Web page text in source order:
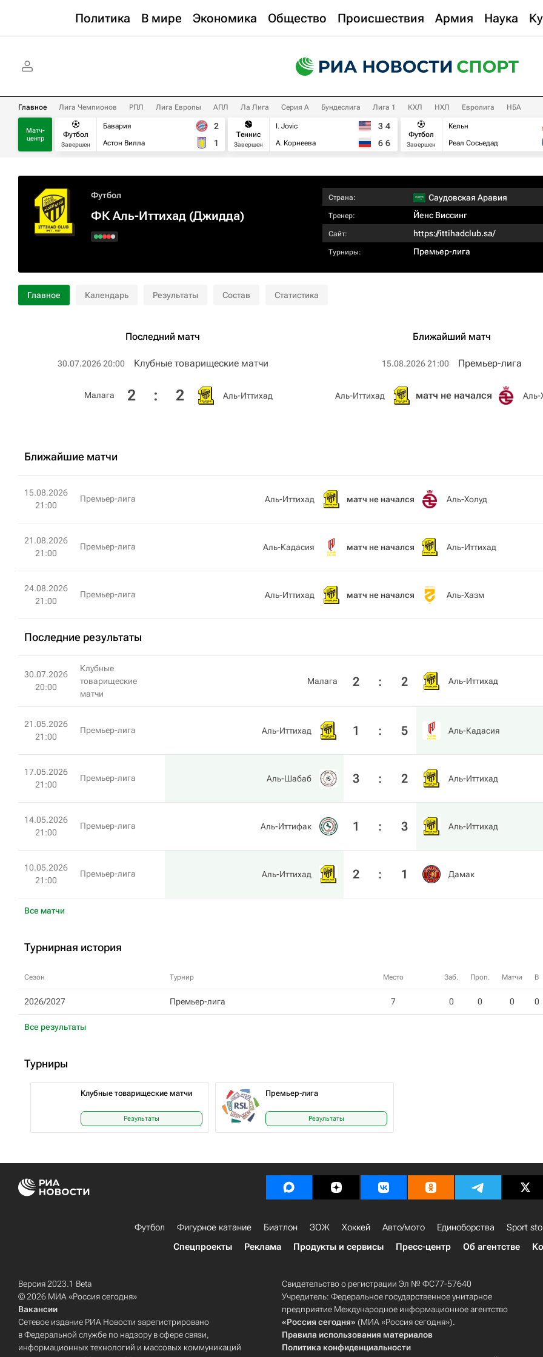
Политика В мире Экономика Общество Происшествия Армия Наука
Главное Лига Чемпионов РПЛ Лига Европы АПЛ Ла Лига Серия А Бундеслига Лига 1 КХЛ НХЛ Евролига НБА
Матч-
центр
Футбол
Завершен
Бавария
Астон Вилла
2
1
Теннис
Завершен
I. Jovic
А. Корнеева
3 4
6 6
Футбол
Завершен
Кельн
Реал Сосьедад
Футбол
ФК Аль-Иттихад (Джидда)
Страна: Саудовская Аравия
Тренер: Йенс Виссинг
Сайт: https://ittihadclub.sa/
Турниры: Премьер-лига
Главное Календарь Результаты Состав Статистика
Последний матч
30.07.2026 20:00 Клубные товарищеские матчи
Малага 2 : 2 Аль-Иттихад
Ближайший матч
15.08.2026 21:00 Премьер-лига
Аль-Иттихад матч не начался Аль-
Ближайшие матчи
15.08.2026
21:00
Премьер-лига Аль-Иттихад матч не начался Аль-Холуд
21.08.2026
21:00
Премьер-лига Аль-Кадасия матч не начался Аль-Иттихад
24.08.2026
21:00
Премьер-лига Аль-Иттихад матч не начался Аль-Хазм
Последние результаты
Все матчи
30.07.2026
20:00
Клубные
товарищеские
матчи
Малага 2 : 2 Аль-Иттихад
21.05.2026
21:00
Премьер-лига Аль-Иттихад 1 : 5 Аль-Кадасия
17.05.2026
21:00
Премьер-лига Аль-Шабаб 3 : 2 Аль-Иттихад
14.05.2026
21:00
Премьер-лига Аль-Иттифак 1 : 3 Аль-Иттихад
10.05.2026
21:00
Премьер-лига Аль-Иттихад 2 : 1 Дамак
Турнирная история
Сезон Турнир Место Заб. Проп. Матчи В
2026/2027 Премьер-лига 7 0 0 0 0
Все результаты
Турниры
Клубные товарищеские матчи
Результаты
Премьер-лига
Результаты
Футбол Фигурное катание Биатлон ЗОЖ Хоккей Авто/мото Единоборства Sport
Спецпроекты
Реклама Продукты и сервисы Пресс-центр Об агентстве
Версия 2023.1 Beta
© 2026 МИА «Россия сегодня»
Вакансии
Сетевое издание РИА Новости зарегистрировано
в Федеральной службе по надзору в сфере связи,
информационных технологий и массовых коммуникаций
Свидетельство о регистрации Эл № ФС77-57640
Учредитель: Федеральное государственное унитарное
предприятие Международное информационное агентство
«Россия сегодня» (МИА «Россия сегодня»).
Правила использования материалов
Политика конфиденциальности